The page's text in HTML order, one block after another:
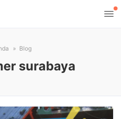
Blog
surabaya